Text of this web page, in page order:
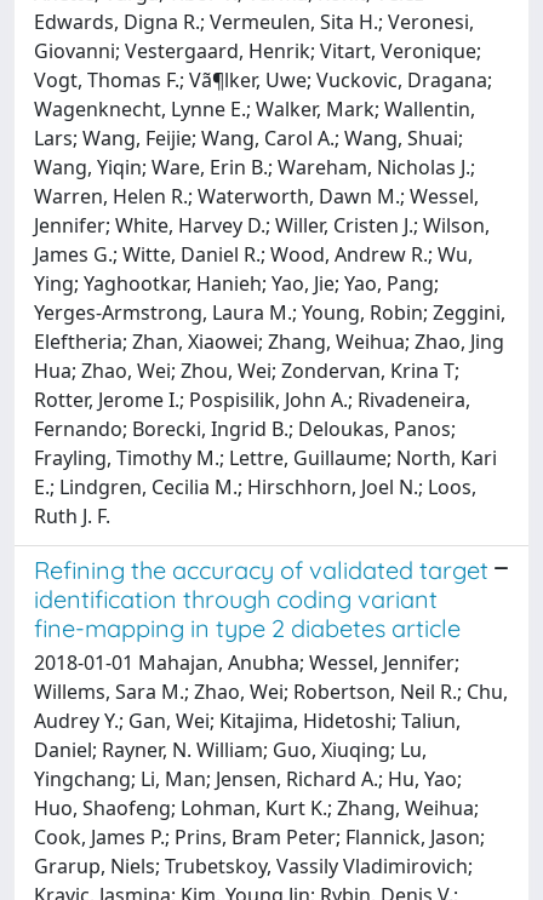
Edwards, Digna R.; Vermeulen, Sita H.; Veronesi,
Giovanni; Vestergaard, Henrik; Vitart, Veronique;
Vogt, Thomas F.; Vã¶lker, Uwe; Vuckovic, Dragana;
Wagenknecht, Lynne E.; Walker, Mark; Wallentin,
Lars; Wang, Feijie; Wang, Carol A.; Wang, Shuai;
Wang, Yiqin; Ware, Erin B.; Wareham, Nicholas J.;
Warren, Helen R.; Waterworth, Dawn M.; Wessel,
Jennifer; White, Harvey D.; Willer, Cristen J.; Wilson,
James G.; Witte, Daniel R.; Wood, Andrew R.; Wu,
Ying; Yaghootkar, Hanieh; Yao, Jie; Yao, Pang;
Yerges-Armstrong, Laura M.; Young, Robin; Zeggini,
Eleftheria; Zhan, Xiaowei; Zhang, Weihua; Zhao, Jing
Hua; Zhao, Wei; Zhou, Wei; Zondervan, Krina T;
Rotter, Jerome I.; Pospisilik, John A.; Rivadeneira,
Fernando; Borecki, Ingrid B.; Deloukas, Panos;
Frayling, Timothy M.; Lettre, Guillaume; North, Kari
E.; Lindgren, Cecilia M.; Hirschhorn, Joel N.; Loos,
Ruth J. F.
Refining the accuracy of validated target
identification through coding variant
fine-mapping in type 2 diabetes article
2018-01-01 Mahajan, Anubha; Wessel, Jennifer;
Willems, Sara M.; Zhao, Wei; Robertson, Neil R.; Chu,
Audrey Y.; Gan, Wei; Kitajima, Hidetoshi; Taliun,
Daniel; Rayner, N. William; Guo, Xiuqing; Lu,
Yingchang; Li, Man; Jensen, Richard A.; Hu, Yao;
Huo, Shaofeng; Lohman, Kurt K.; Zhang, Weihua;
Cook, James P.; Prins, Bram Peter; Flannick, Jason;
Grarup, Niels; Trubetskoy, Vassily Vladimirovich;
Kravic, Jasmina; Kim, Young Jin; Rybin, Denis V.;